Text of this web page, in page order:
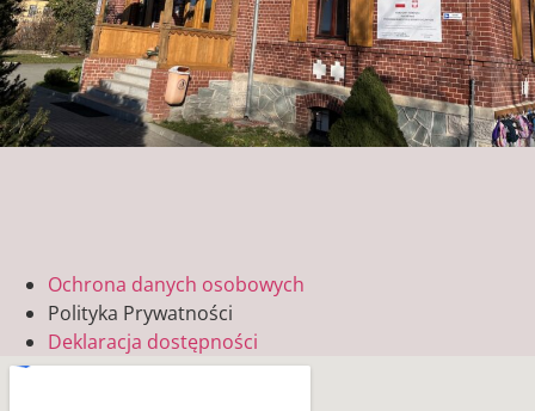
Ochrona danych osobowych
Polityka Prywatności
Deklaracja dostępności